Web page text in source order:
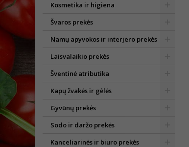
Kosmetika ir higiena
Švaros prekės
Namų apyvokos ir interjero prekės
Laisvalaikio prekės
Šventinė atributika
Kapų žvakės ir gėlės
Gyvūnų prekės
Sodo ir daržo prekės
Kanceliarinės ir biuro prekės